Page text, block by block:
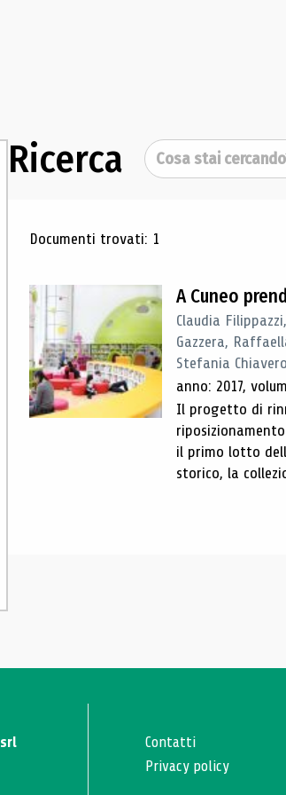
Ricerca Cerca
Risultati di ricerca
Documenti trovati: 1
A Cuneo
Claudia
Gazzera,
Stefania
anno: 2017,
Il progetto di
il primo lotto
storico, la
Contatti
Privacy policy